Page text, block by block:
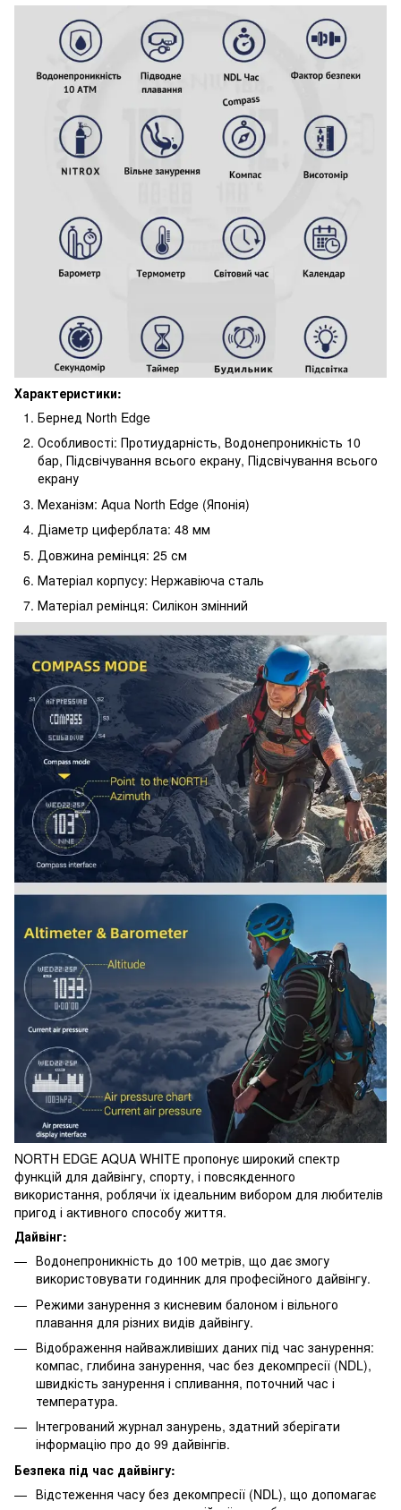
Характеристики:
Бернед North Edge
Особливості: Протиударність, Водонепроникність 10
бар, Підсвічування всього екрану, Підсвічування всього
екрану
Механізм: Aqua North Edge (Японія)
Діаметр циферблата: 48 мм
Довжина ремінця: 25 см
Матеріал корпусу: Нержавіюча сталь
Матеріал ремінця: Силікон змінний
NORTH EDGE AQUA WHITE пропонує широкий спектр
функцій для дайвінгу, спорту, і повсякденного
використання, роблячи їх ідеальним вибором для любителів
пригод і активного способу життя.
Дайвінг:
Водонепроникність до 100 метрів, що дає змогу
використовувати годинник для професійного дайвінгу.
Режими занурення з кисневим балоном і вільного
плавання для різних видів дайвінгу.
Відображення найважливіших даних під час занурення:
компас, глибина занурення, час без декомпресії (NDL),
швидкість занурення і спливання, поточний час і
температура.
Інтегрований журнал занурень, здатний зберігати
інформацію про до 99 дайвінгів.
Безпека під час дайвінгу:
Відстеження часу без декомпресії (NDL), що допомагає